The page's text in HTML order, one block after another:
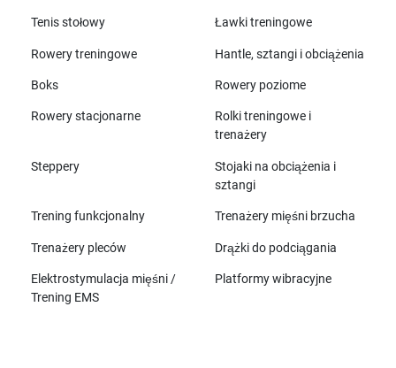
Tenis stołowy Ławki treningowe
Rowery treningowe Hantle, sztangi i obciążenia
Boks Rowery poziome
Rowery stacjonarne
Rolki treningowe i
trenażery
Steppery
Stojaki na obciążenia i
sztangi
Trening funkcjonalny Trenażery mięśni brzucha
Trenażery pleców Drążki do podciągania
Elektrostymulacja mięśni /
Trening EMS
Platformy wibracyjne